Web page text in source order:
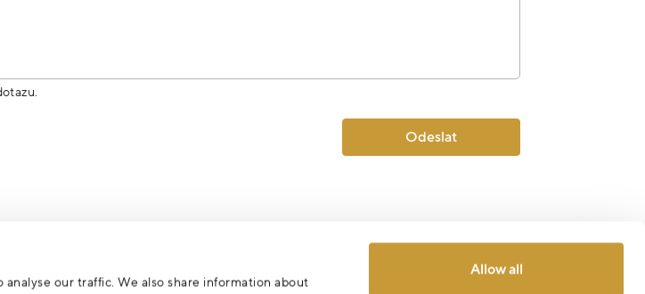
our traffic. We also share information about
Allow all
Odeslat